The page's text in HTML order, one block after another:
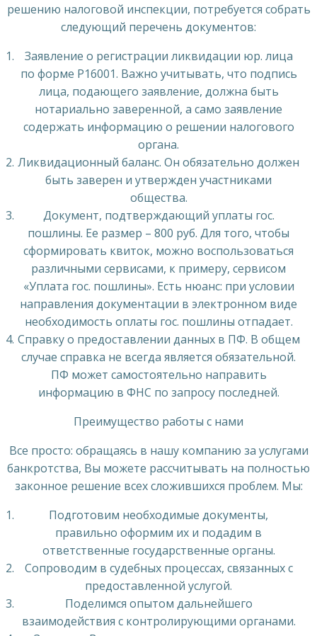
решению налоговой инспекции, потребуется собрать
следующий перечень документов:
Заявление о регистрации ликвидации юр. лица
по форме Р16001. Важно учитывать, что подпись
лица, подающего заявление, должна быть
нотариально заверенной, а само заявление
содержать информацию о решении налогового
органа.
Ликвидационный баланс. Он обязательно должен
быть заверен и утвержден участниками
общества.
Документ, подтверждающий уплаты гос.
пошлины. Ее размер – 800 руб. Для того, чтобы
сформировать квиток, можно воспользоваться
различными сервисами, к примеру, сервисом
«Уплата гос. пошлины». Есть нюанс: при условии
направления документации в электронном виде
необходимость оплаты гос. пошлины отпадает.
Справку о предоставлении данных в ПФ. В общем
случае справка не всегда является обязательной.
ПФ может самостоятельно направить
информацию в ФНС по запросу последней.
Преимущество работы с нами
Все просто: обращаясь в нашу компанию за услугами
банкротства, Вы можете рассчитывать на полностью
законное решение всех сложившихся проблем. Мы:
Подготовим необходимые документы,
правильно оформим их и подадим в
ответственные государственные органы.
Сопроводим в судебных процессах, связанных с
предоставленной услугой.
Поделимся опытом дальнейшего
взаимодействия с контролирующими органами.